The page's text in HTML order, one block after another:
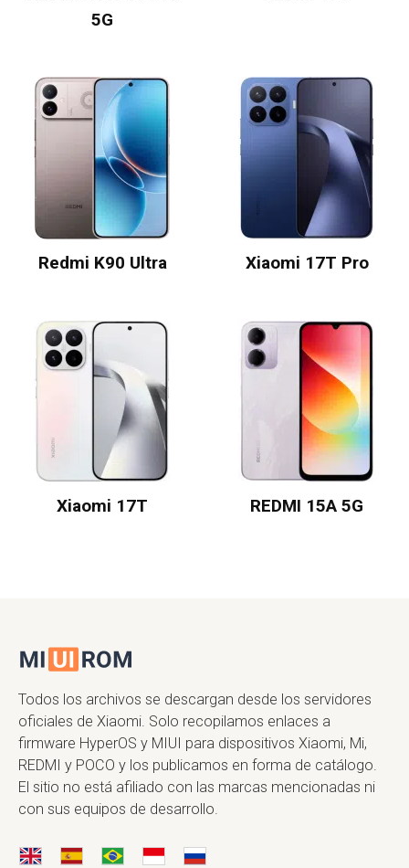
5G
Redmi K90 Ultra Xiaomi 17T Pro
Xiaomi 17T REDMI 15A 5G
Todos los archivos se descargan desde los servidores
oficiales de Xiaomi. Solo recopilamos enlaces a
firmware HyperOS y MIUI para dispositivos Xiaomi, Mi,
REDMI y POCO y los publicamos en forma de catálogo.
El sitio no está afiliado con las marcas mencionadas ni
con sus equipos de desarrollo.